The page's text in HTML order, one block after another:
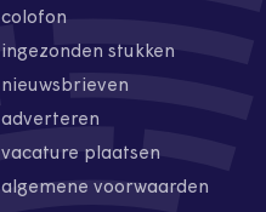
colofon
ingezonden stukken
nieuwsbrieven
adverteren
vacature plaatsen
algemene voorwaarden